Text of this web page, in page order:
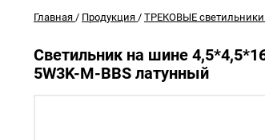
Главная / Продукция / ТРЕКОВЫЕ светильники
Светильник на шине
5W3K-M-BBS латунный